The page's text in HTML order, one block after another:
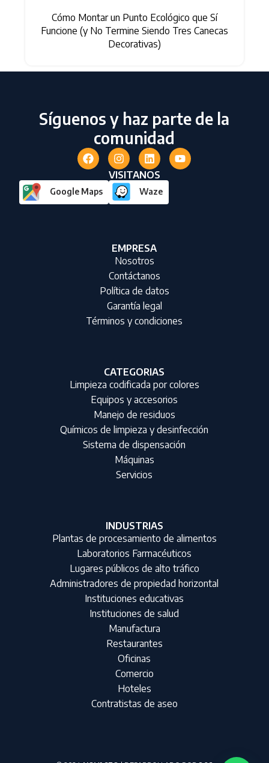
Colores de Canecas en Colombia: La Guía
Definitiva de Reciclaje (Norma Vigente)
Síguenos y haz parte de la
comunidad
VISITANOS
Google Maps Waze
EMPRESA
Nosotros
Contáctanos
Política de datos
Garantía legal
Términos y condiciones
CATEGORIAS
Limpieza codificada por colores
Equipos y accesorios
Manejo de residuos
Químicos de limpieza y desinfección
Sistema de dispensación
Máquinas
Servicios
INDUSTRIAS
Plantas de procesamiento de alimentos
Laboratorios Farmacéuticos
Lugares públicos de alto tráfico
Administradores de propiedad horizontal
Instituciones educativas
Instituciones de salud
Manufactura
Restaurantes
Oficinas
Comercio
Hoteles
Contratistas de aseo